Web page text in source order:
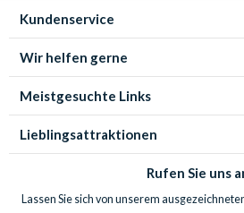
Kundenservice
Wir helfen gerne
Meistgesuchte Links
Lieblingsattraktionen
Rufen Sie uns
Lassen Sie sich von unserem